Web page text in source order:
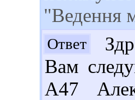
"Ведення
Ответ
Вам
А47